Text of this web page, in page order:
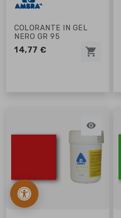
COLORANTE IN GEL
NERO GR 95
14,77 € shopping_cart
